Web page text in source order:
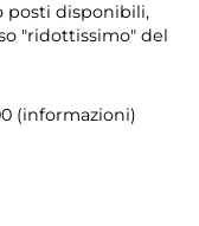
posti disponibili,
"ridottissimo" del
(informazioni)